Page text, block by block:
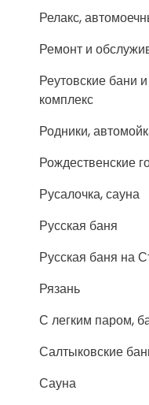
Релакс,
Ремонт и
Реутовские бани
комплекс
Родники,
Рождественские
Русалочка, сауна
Русская баня
Русская баня на
Рязань
С легким паром,
Салтыковские
Сауна